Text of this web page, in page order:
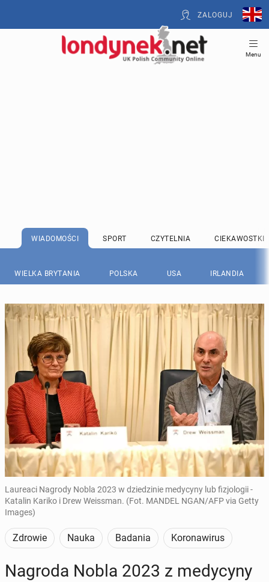
ZALOGUJ
Menu
WIADOMOŚCI SPORT CZYTELNIA CIEKAWOSTKI
WIELKA BRYTANIA POLSKA USA IRLANDIA
Laureaci Nagrody Nobla 2023 w dziedzinie medycyny lub fizjologii -
Katalin Kariko i Drew Weissman. (Fot. MANDEL NGAN/AFP via Getty
Images)
Zdrowie Nauka Badania Koronawirus
Nagroda Nobla 2023 z me­dy­cy­ny